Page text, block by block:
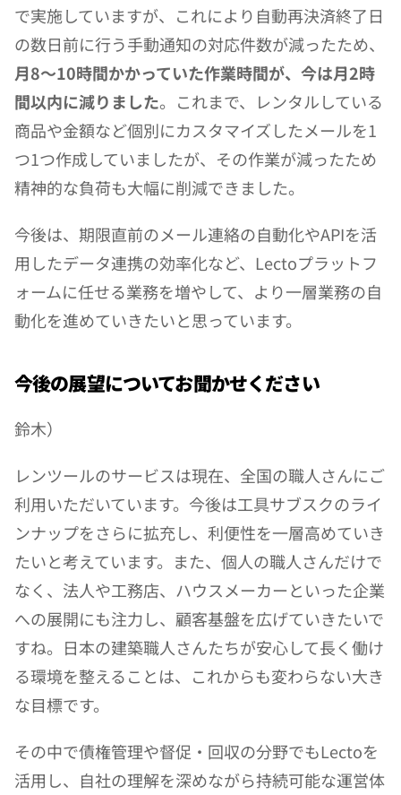
で実施していますが、これにより自動再決済終了日
の数日前に行う手動通知の対応件数が減ったため、
月8〜10時間かかっていた作業時間が、今は月2時
間以内に減りました。これまで、レンタルしている
商品や金額など個別にカスタマイズしたメールを1
つ1つ作成していましたが、その作業が減ったため
精神的な負荷も大幅に削減できました。
今後は、期限直前のメール連絡の自動化やAPIを活
用したデータ連携の効率化など、Lectoプラットフ
ォームに任せる業務を増やして、より一層業務の自
動化を進めていきたいと思っています。
今後の展望についてお聞かせください
鈴木）
レンツールのサービスは現在、全国の職人さんにご
利用いただいています。今後は工具サブスクのライ
ンナップをさらに拡充し、利便性を一層高めていき
たいと考えています。また、個人の職人さんだけで
なく、法人や工務店、ハウスメーカーといった企業
への展開にも注力し、顧客基盤を広げていきたいで
すね。日本の建築職人さんたちが安心して長く働け
る環境を整えることは、これからも変わらない大き
な目標です。
その中で債権管理や督促・回収の分野でもLectoを
活用し、自社の理解を深めながら持続可能な運営体